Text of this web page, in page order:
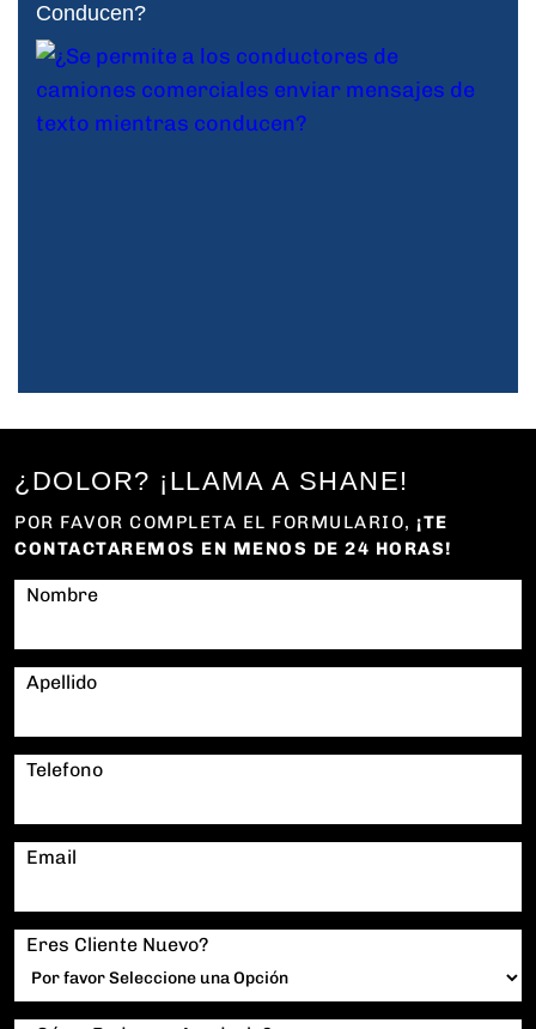
Conducen?
¿DOLOR? ¡LLAMA A SHANE!
POR FAVOR COMPLETA EL FORMULARIO, ¡TE
CONTACTAREMOS EN MENOS DE 24 HORAS!
Nombre
Apellido
Telefono
Email
Eres Cliente Nuevo?